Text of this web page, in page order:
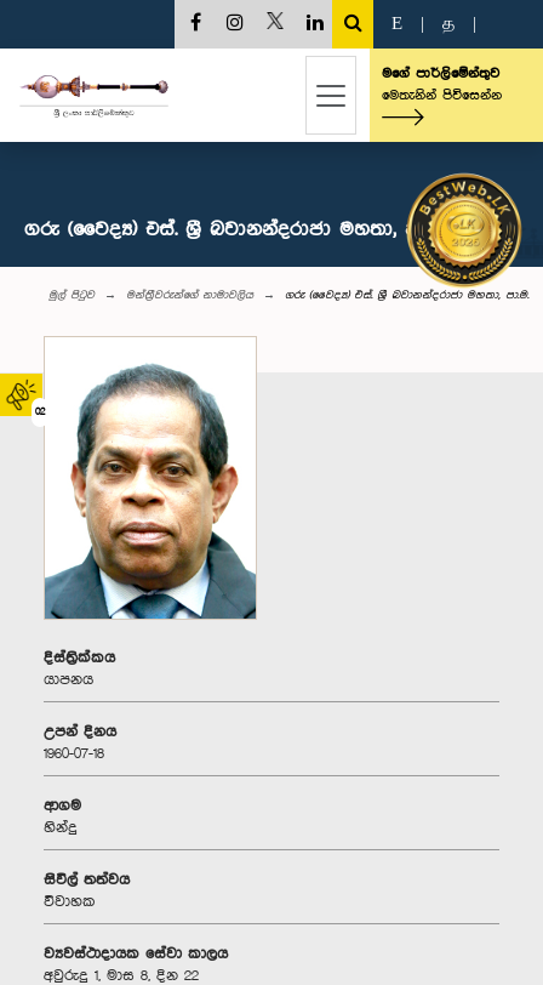
02
E த
මගේ පාර්ලිමේන්තුව
මෙතැනින් පිවිසෙන්න
ගරු (වෛද්‍ය) එස්. ශ්‍රී බවානන්දරාජා මහතා, පා.ම.
මුල් පිටුව මන්ත්‍රීවරුන්‌ගේ නාමාවලිය ගරු (වෛද්‍ය) එස්. ශ්‍රී බවානන්දරාජා මහතා, පා.ම.
දිස්ත්‍රික්කය
යාපනය
උපන් දිනය
1960-07-18
ආගම
හින්දු
සිවිල් තත්වය
විවාහක
ව්‍යවස්ථාදායක සේවා කාලය
අවුරුදු 1, මාස 8, දින 22